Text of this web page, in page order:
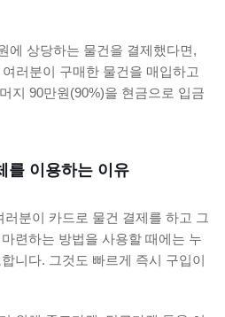
에 상당하는 물건을 결제했다면,
러분이 구매한 물건을 매입하고
지 90만원(90%)을 현금으로 입금
를 이용하는 이유
분이 카드로 물건 결제를 하고 그
련하는 방법을 사용할 때에는 누
니다. 그것도 빠르게 즉시 구입이